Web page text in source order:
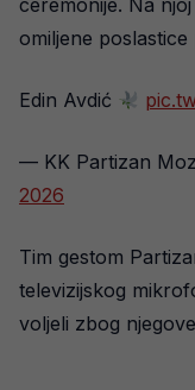
ceremonije. Na
omiljene
Edin Avdić
— KK Partizan
2026
Tim gestom
televizijskog
voljeli zbog